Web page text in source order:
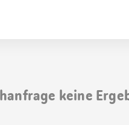
keine